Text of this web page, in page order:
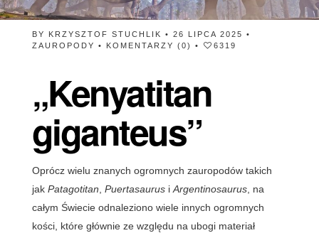
BY KRZYSZTOF STUCHLIK • 26 LIPCA 2025 •
ZAUROPODY • KOMENTARZY (0) • 6319
„Kenyatitan
giganteus”
Oprócz wielu znanych ogromnych zauropodów takich
jak Patagotitan, PuertasaurusiArgentinosaurus, na
całym Świecie odnaleziono wiele innych ogromnych
kości, które głównie ze względu na ubogi materiał